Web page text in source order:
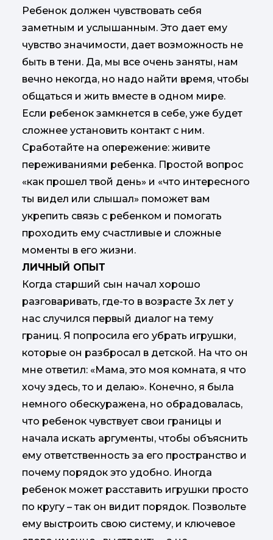
Ребенок должен чувствовать себя
заметным и услышанным. Это дает ему
чувство значимости, дает возможность не
быть в тени. Да, мы все очень заняты, нам
вечно некогда, но надо найти время, чтобы
общаться и жить вместе в одном мире.
Если ребенок замкнется в себе, уже будет
сложнее установить контакт с ним.
Сработайте на опережение: живите
переживаниями ребенка. Простой вопрос
«как прошел твой день» и «что интересного
ты видел или слышал» поможет вам
укрепить связь с ребенком и помогать
проходить ему счастливые и сложные
моменты в его жизни.
ЛИЧНЫЙ ОПЫТ
Когда старший сын начал хорошо
разговаривать, где-то в возрасте 3х лет у
нас случился первый диалог на тему
границ. Я попросила его убрать игрушки,
которые он разбросал в детской. На что он
мне ответил: «Мама, это моя комната, я что
хочу здесь, то и делаю». Конечно, я была
немного обескуражена, но обрадовалась,
что ребенок чувствует свои границы и
начала искать аргументы, чтобы объяснить
ему ответственность за его пространство и
почему порядок это удобно. Иногда
ребенок может расставить игрушки просто
по кругу – так он видит порядок. Позвольте
ему выстроить свою систему, и ключевое